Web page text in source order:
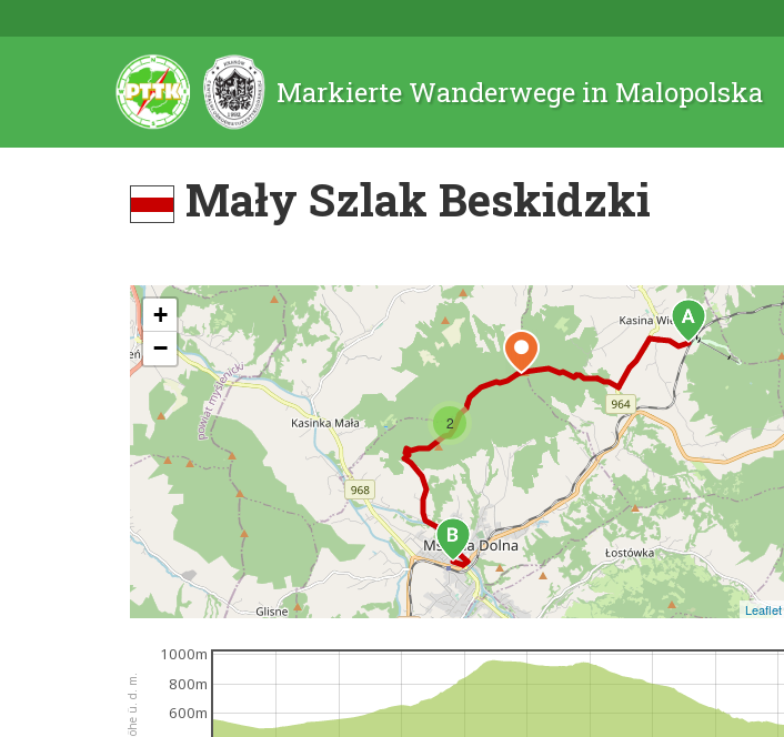
Markierte Wanderwege in Malopolska
Mały Szlak Beskidzki
2
+
−
Leaflet
höhe ü. d. m. 600m
800m
1000m